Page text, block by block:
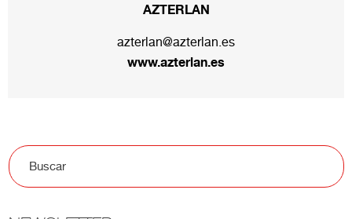
AZTERLAN
azterlan@azterlan.es
www.azterlan.es